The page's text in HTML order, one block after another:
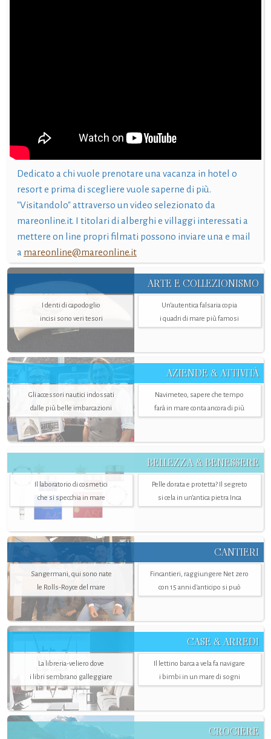
Dedicato a chi vuole prenotare una vacanza in hotel o
resort e prima di scegliere vuole saperne di più.
"Visitandolo" attraverso un video selezionato da
mareonline.it. I titolari di alberghi e villaggi interessati a
mettere on line propri filmati possono inviare una e mail
a mareonline@mareonline.it
ARTE E COLLEZIONISMO
I denti di capodoglio
incisi sono veri tesori
Un’autentica falsaria copia
i quadri di mare più famosi
AZIENDE & ATTIVITÀ
Gli accessori nautici indossati
dalle più belle imbarcazioni
Navimeteo, sapere che tempo
farà in mare conta ancora di più
BELLEZZA & BENESSERE
Il laboratorio di cosmetici
che si specchia in mare
Pelle dorata e protetta? Il segreto
si cela in un’antica pietra Inca
CANTIERI
Sangermani, qui sono nate
le Rolls-Royce del mare
Fincantieri, raggiungere Net zero
con 15 anni d'anticipo si può
CASE & ARREDI
La libreria-veliero dove
i libri sembrano galleggiare
Il lettino barca a vela fa navigare
i bimbi in un mare di sogni
CROCIERE